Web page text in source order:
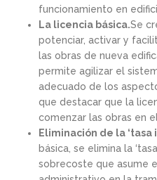
funcionamiento en
La licencia básica.Se
potenciar, activar y
las obras de nueva
permite agilizar el
adecuado de los
que destacar que la
comenzar las obras en
Eliminación de la ‘tasa
básica, se elimina la
sobrecoste que asume